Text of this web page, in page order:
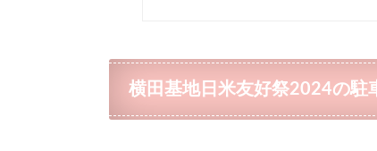
横田基地日米友好祭2024の駐